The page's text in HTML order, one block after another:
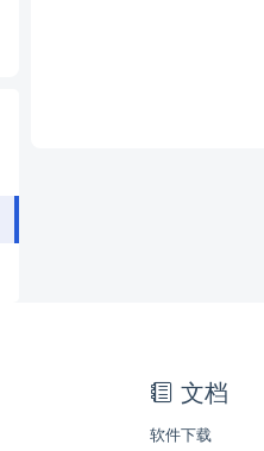
文档
软件下载